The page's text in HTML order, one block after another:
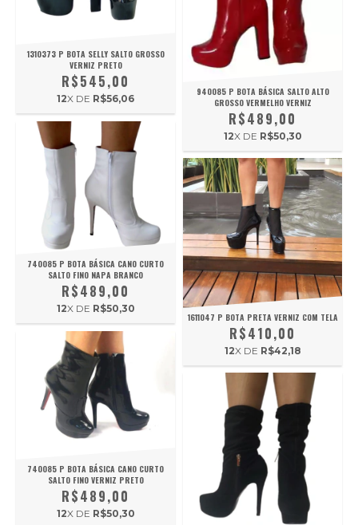
1310373 P BOTA SELLY SALTO GROSSO
VERNIZ PRETO
R$545,00
12X DE R$56,06
940085 P BOTA BÁSICA SALTO ALTO
GROSSO VERMELHO VERNIZ
R$489,00
12X DE R$50,30
740085 P BOTA BÁSICA CANO CURTO
SALTO FINO NAPA BRANCO
R$489,00
12X DE R$50,30
1611047 P BOTA PRETA VERNIZ COM TELA
R$410,00
12X DE R$42,18
740085 P BOTA BÁSICA CANO CURTO
SALTO FINO VERNIZ PRETO
R$489,00
12X DE R$50,30